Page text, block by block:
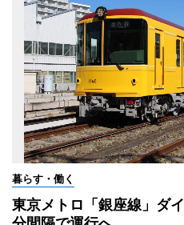
暮らす・働く
東京メトロ「銀座線」ダ